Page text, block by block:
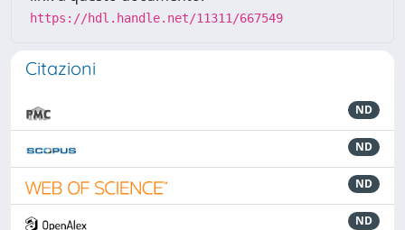
https://hdl.handle.net/11311/667549
Citazioni
ND
ND
ND
ND